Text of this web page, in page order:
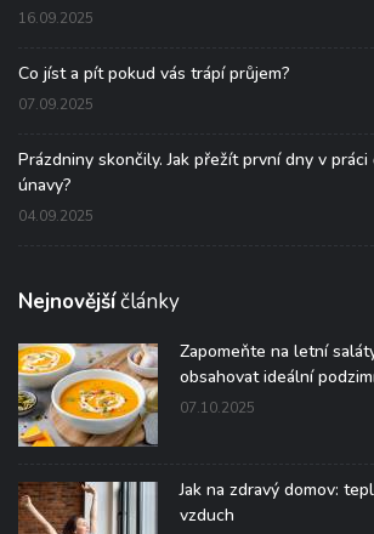
16.09.2025
Co jíst a pít pokud vás trápí průjem?
07.09.2025
Prázdniny skončily. Jak přežít první dny v
únavy?
04.09.2025
Nejnovějšíčlánky
Zapomeňte na letní
obsahovat ideální
07.10.2025
Jak na zdravý domov:
vzduch